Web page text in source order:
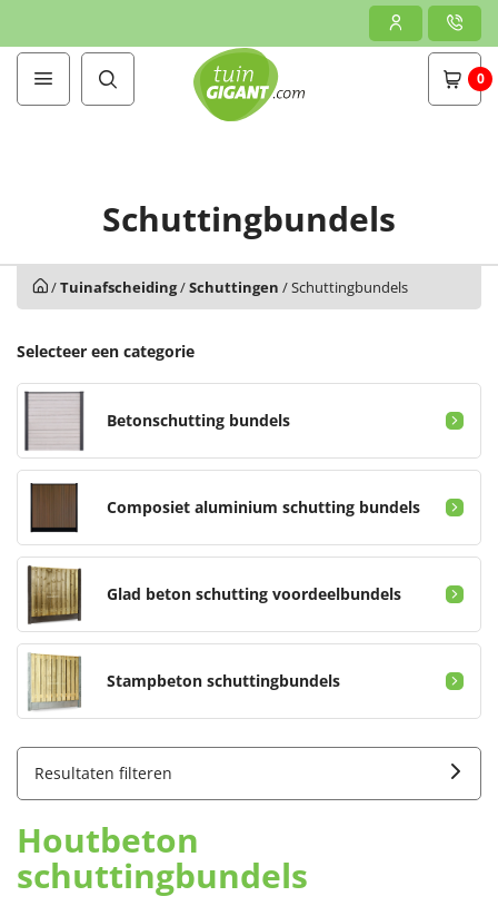
0
Schuttingbundels
/Tuinafscheiding/Schuttingen /Schuttingbundels
Selecteer een categorie
Betonschutting bundels
Composiet aluminium schutting bundels
Glad beton schutting voordeelbundels
Stampbeton schuttingbundels
Resultaten filteren
Houtbeton
schuttingbundels